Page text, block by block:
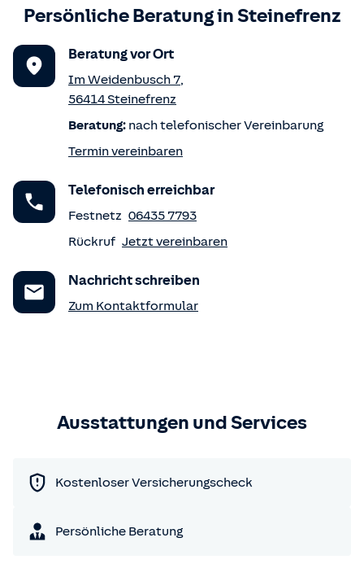
Persönliche Beratung inSteinefrenz
Beratung vor Ort
Im Weidenbusch 7,
56414Steinefrenz
Beratung: nach telefonischer Vereinbarung
Termin vereinbaren
Telefonisch erreichbar
Festnetz 06435 7793
Rückruf Jetzt vereinbaren
Nachricht schreiben
Zum Kontaktformular
Ausstattungen und Services
Kostenloser Versicherungscheck
Persönliche Beratung